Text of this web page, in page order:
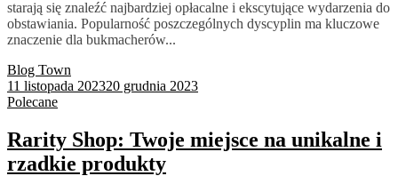
starają się znaleźć najbardziej opłacalne i ekscytujące wydarzenia do
obstawiania. Popularność poszczególnych dyscyplin ma kluczowe
znaczenie dla bukmacherów...
Blog Town
11 listopada 202320 grudnia 2023
Polecane
Rarity Shop: Twoje miejsce na unikalne i
rzadkie produkty